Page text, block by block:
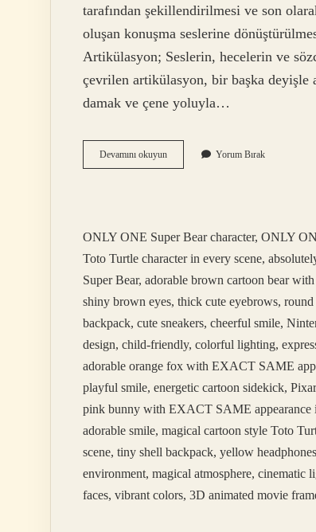
tarafından şekillendirilmesi ve son
oluşan konuşma seslerine
Artikülasyon; Seslerin, hecelerin ve
çevrilen artikülasyon, bir başka deyişle
damak ve çene yoluyla…
Devamını okuyunArtikülasyon
Nedir
Yorum Bırak
ONLY ONE Super Bear character, ONLY
Toto Turtle character in every scene,
Super Bear, adorable brown cartoon bear
shiny brown eyes, thick cute eyebrows,
backpack, cute sneakers, cheerful smile,
design, child-friendly, colorful lighting,
adorable orange fox with EXACT SAME
playful smile, energetic cartoon sidekick,
pink bunny with EXACT SAME appearance
adorable smile, magical cartoon style Toto
scene, tiny shell backpack, yellow
environment, magical atmosphere, cinematic
faces, vibrant colors, 3D animated movie